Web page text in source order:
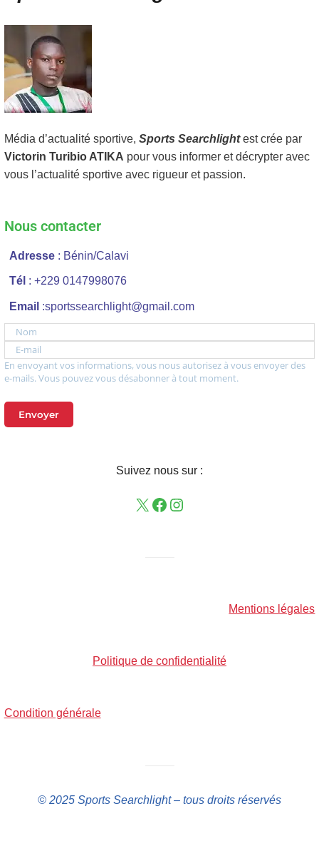
Média d’actualité sportive, Sports Searchlightest crée par
Victorin Turibio ATIKA pour vous informer et décrypter avec
vous l’actualité sportive avec rigueur et passion.
Nous contacter
Adresse : Bénin/Calavi
Tél : +229 0147998076
Email :sportssearchlight@gmail.com
Nom
E-mail
En envoyant vos informations, vous nous autorisez à vous envoyer des
e-mails. Vous pouvez vous désabonner à tout moment.
Envoyer
Suivez nous sur :
Mentions légales
Politique de confidentialité
Condition générale
© 2025 Sports Searchlight – tous droits réservés